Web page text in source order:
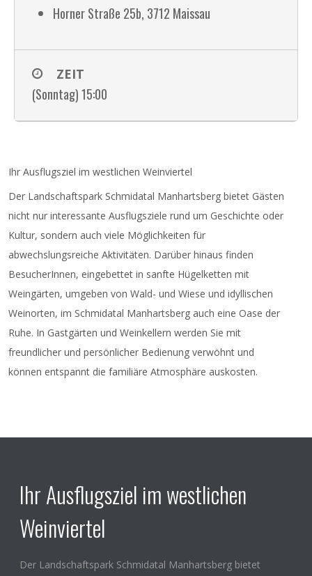
A
s
s
Horner Straße 25b, 3712 Maissau
ZEIT
(Sonntag) 15:00
Ihr Ausflugsziel im westlichen Weinviertel
Der Landschaftspark Schmidatal Manhartsberg bietet Gästen
nicht nur interessante Ausflugsziele rund um Geschichte oder
Kultur, sondern auch viele Möglichkeiten für
abwechslungsreiche Aktivitäten. Darüber hinaus finden
BesucherInnen, eingebettet in sanfte Hügelketten mit
Weingärten, umgeben von Wald- und Wiese und idyllischen
Weinorten, im Schmidatal Manhartsberg auch eine Oase der
Ruhe. In Gastgärten und Weinkellern werden Sie mit
freundlicher und persönlicher Bedienung verwöhnt und
können entspannt die familiäre Atmosphäre auskosten.
Ihr Ausflugsziel im westlichen
Weinviertel
Der Landschaftspark Schmidatal Manhartsberg bietet